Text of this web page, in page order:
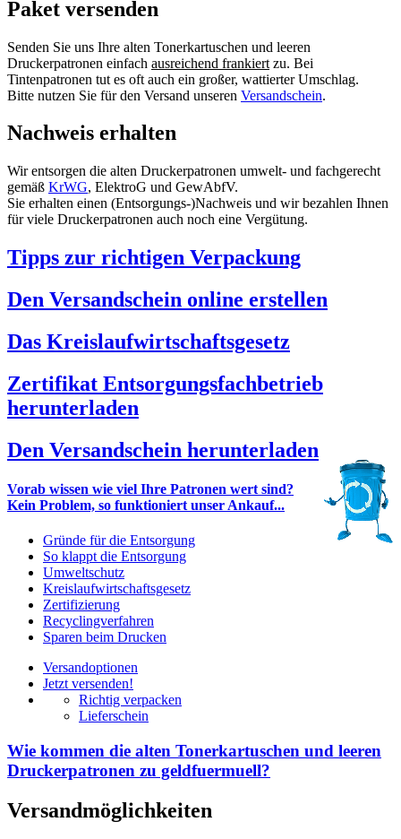
Paket versenden
Senden Sie uns Ihre alten Tonerkartuschen und leeren
Druckerpatronen einfach ausreichend frankiert zu. Bei
Tintenpatronen tut es oft auch ein großer, wattierter Umschlag.
Bitte nutzen Sie für den Versand unseren Versandschein.
Nachweis erhalten
Wir entsorgen die alten Druckerpatronen umwelt- und fachgerecht
gemäß KrWG, ElektroG und GewAbfV.
Sie erhalten einen (Entsorgungs-)Nachweis und wir bezahlen Ihnen
für viele Druckerpatronen auch noch eine Vergütung.
Tipps zur richtigen Verpackung
Den Versandschein online erstellen
Das Kreislaufwirtschaftsgesetz
Zertifikat Entsorgungsfachbetrieb
herunterladen
Den Versandschein herunterladen
Vorab wissen wie viel Ihre Patronen wert sind?
Kein Problem, so funktioniert unser Ankauf...
Gründe für die Entsorgung
So klappt die Entsorgung
Umweltschutz
Kreislaufwirtschaftsgesetz
Zertifizierung
Recyclingverfahren
Sparen beim Drucken
Versandoptionen
Jetzt versenden!
Richtig verpacken
Lieferschein
Wie kommen die alten Tonerkartuschen und leeren
Druckerpatronen zu geldfuermuell?
Versandmöglichkeiten